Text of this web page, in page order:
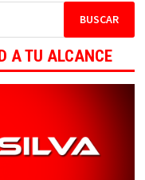
A TU ALCANCE